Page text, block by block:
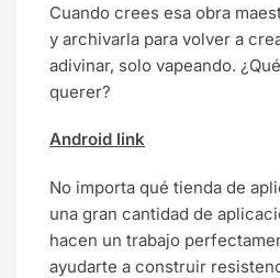
Cuando crees esa obra
y archivarla para volver a
adivinar, solo vapeando.
querer?
Android link
No importa qué tienda de
una gran cantidad de
hacen un trabajo
ayudarte a construir